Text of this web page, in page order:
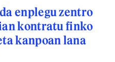
enplegu zentro
kontratu finko
kanpoan lana